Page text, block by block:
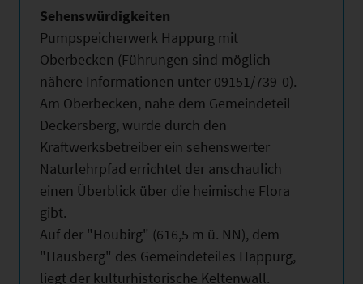
Sehenswürdigkeiten
Pumpspeicherwerk Happurg mit
Oberbecken (Führungen sind möglich -
nähere Informationen unter 09151/739-0).
Am Oberbecken, nahe dem Gemeindeteil
Deckersberg, wurde durch den
Kraftwerksbetreiber ein sehenswerter
Naturlehrpfad errichtet der anschaulich
einen Überblick über die heimische Flora
gibt.
Auf der "Houbirg" (616,5 m ü. NN), dem
"Hausberg" des Gemeindeteiles Happurg,
liegt der kulturhistorische Keltenwall.